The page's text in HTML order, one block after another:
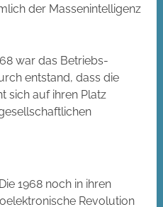
der Massenintelligenz
war das Betriebs­
entstand, dass die
sich auf ihren Platz
1968 noch in ihren
Revolution